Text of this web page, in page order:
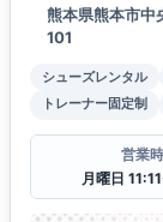
熊本県熊本市中
101
シューズレンタル
トレーナー固定制
営業
月曜日